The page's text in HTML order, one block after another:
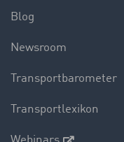
Blog
Newsroom
Transportbarometer
Transportlexikon